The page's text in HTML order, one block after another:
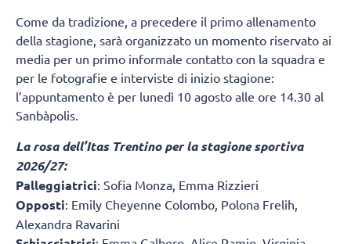
Come da tradizione, a precedere il primo allenamento
della stagione, sarà organizzato un momento riservato ai
media per un primo informale contatto con la squadra e
per le fotografie e interviste di inizio stagione:
l’appuntamento è per lunedì 10 agosto alle ore 14.30 al
Sanbàpolis.
La rosa dell’Itas Trentino per la stagione sportiva
2026/27:
Palleggiatrici: Sofia Monza, Emma Rizzieri
Opposti: Emily Cheyenne Colombo, Polona Frelih,
Alexandra Ravarini